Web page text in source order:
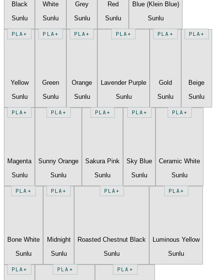
Black
Sunlu
White
Sunlu
Grey
Sunlu
Red
Sunlu
Blue (Klein Blue)
Sunlu
PLA+
Yellow
Sunlu
PLA+
Green
Sunlu
PLA+
Orange
Sunlu
PLA+
Lavender Purple
Sunlu
PLA+
Gold
Sunlu
PLA+
Beige
Sunlu
PLA+
Magenta
Sunlu
PLA+
Sunny Orange
Sunlu
PLA+
Sakura Pink
Sunlu
PLA+
Sky Blue
Sunlu
PLA+
Ceramic White
Sunlu
PLA+
Bone White
Sunlu
PLA+
Midnight
Sunlu
PLA+
Roasted Chestnut Black
Sunlu
PLA+
Luminous Yellow
Sunlu
PLA+ PLA+ PLA+